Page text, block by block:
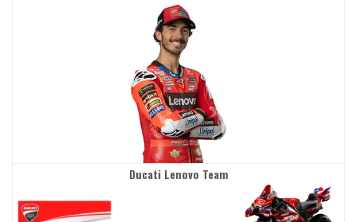
Ducati Lenovo Team